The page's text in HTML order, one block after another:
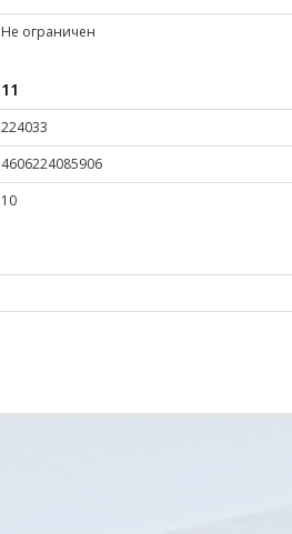
Не ограничен
11
224033
4606224085906
10